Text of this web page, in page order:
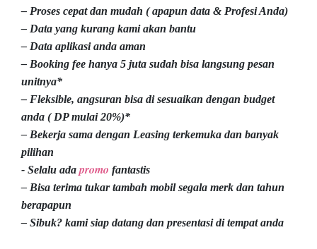
– Proses cepat dan mudah ( apapun data & Profesi Anda)
– Data yang kurang kami akan bantu
– Data aplikasi anda aman
– Booking fee hanya 5 juta sudah bisa langsung pesan
unitnya*
– Fleksible, angsuran bisa di sesuaikan dengan budget
anda ( DP mulai 20%)*
– Bekerja sama dengan Leasing terkemuka dan banyak
pilihan
- Selalu ada promo fantastis
– Bisa terima tukar tambah mobil segala merk dan tahun
berapapun
– Sibuk? kami siap datang dan presentasi di tempat anda